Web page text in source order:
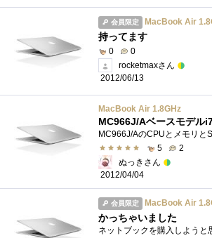
会員限定 MacBook Air
持ってます
0
0
rocketmaxさん
2012/06/13
MacBook Air 1.8GHz
MC966J/AのCPUとメモリと
5
2
ぬっきさん
2012/04/04
会員限定 MacBook Air
かっちゃいました